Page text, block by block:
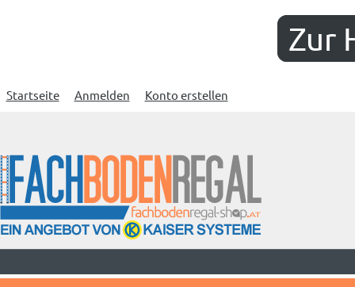
Zur
Startseite Anmelden Konto erstellen